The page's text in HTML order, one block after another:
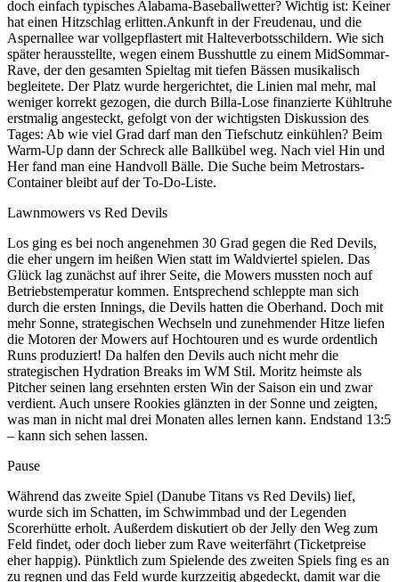
doch einfach typisches Alabama-Baseballwetter? Wichtig ist: Keiner
hat einen Hitzschlag erlitten.Ankunft in der Freudenau, und die
Aspernallee war vollgepflastert mit Halteverbotsschildern. Wie sich
später herausstellte, wegen einem Busshuttle zu einem MidSommar-
Rave, der den gesamten Spieltag mit tiefen Bässen musikalisch
begleitete. Der Platz wurde hergerichtet, die Linien mal mehr, mal
weniger korrekt gezogen, die durch Billa-Lose finanzierte Kühltruhe
erstmalig angesteckt, gefolgt von der wichtigsten Diskussion des
Tages: Ab wie viel Grad darf man den Tiefschutz einkühlen? Beim
Warm-Up dann der Schreck alle Ballkübel weg. Nach viel Hin und
Her fand man eine Handvoll Bälle. Die Suche beim Metrostars-
Container bleibt auf der To-Do-Liste.
Lawnmowers vs Red Devils
Los ging es bei noch angenehmen 30 Grad gegen die Red Devils,
die eher ungern im heißen Wien statt im Waldviertel spielen. Das
Glück lag zunächst auf ihrer Seite, die Mowers mussten noch auf
Betriebstemperatur kommen. Entsprechend schleppte man sich
durch die ersten Innings, die Devils hatten die Oberhand. Doch mit
mehr Sonne, strategischen Wechseln und zunehmender Hitze liefen
die Motoren der Mowers auf Hochtouren und es wurde ordentlich
Runs produziert! Da halfen den Devils auch nicht mehr die
strategischen Hydration Breaks im WM Stil. Moritz heimste als
Pitcher seinen lang ersehnten ersten Win der Saison ein und zwar
verdient. Auch unsere Rookies glänzten in der Sonne und zeigten,
was man in nicht mal drei Monaten alles lernen kann. Endstand 13:5
– kann sich sehen lassen.
Pause
Während das zweite Spiel (Danube Titans vs Red Devils) lief,
wurde sich im Schatten, im Schwimmbad und der Legenden
Scorerhütte erholt. Außerdem diskutiert ob der Jelly den Weg zum
Feld findet, oder doch lieber zum Rave weiterfährt (Ticketpreise
eher happig). Pünktlich zum Spielende des zweiten Spiels fing es an
zu regnen und das Feld wurde kurzzeitig abgedeckt, damit war die